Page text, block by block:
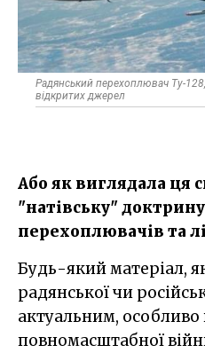
Радянський перехоплювач Ту-
відкритих джерел
Або як виглядала ця
"натівську"
перехоплювачів та
Будь-який матеріал, який стосується історії
радянської чи
актуальним, особливо
повномасштабної